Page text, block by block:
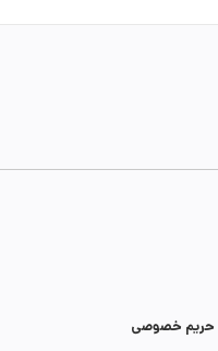
حریم خصوصی